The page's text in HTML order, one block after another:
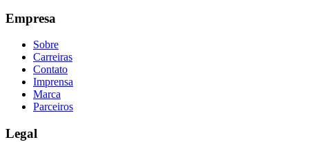
Empresa
Sobre
Carreiras
Contato
Imprensa
Marca
Parceiros
Legal